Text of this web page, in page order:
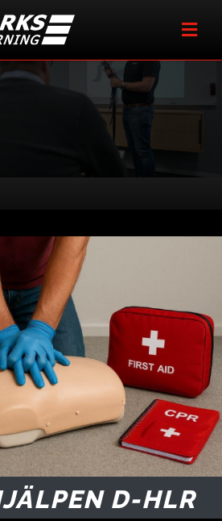
UTBILDNINGAR
D-HLR